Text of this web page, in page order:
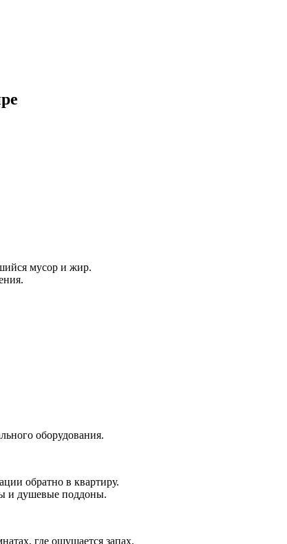
мусор и жир.
оборудования.
обратно в квартиру.
и душевые поддоны.
где ощущается запах.